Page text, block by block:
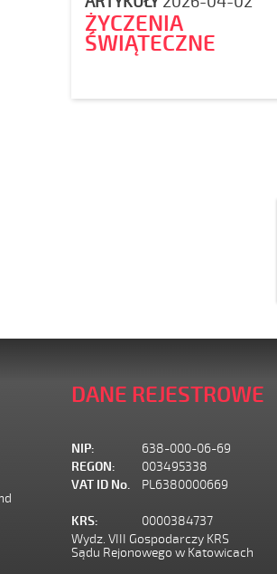
ŻYCZENIA
ŚWIĄTECZNE
DANE REJESTROWE
NIP:
638-000-06-69
REGON:
003495338
VAT ID No.
PL6380000669
KRS:
0000384737
Wydz. VIII Gospodarczy KRS
Sądu Rejonowego w Katowicach